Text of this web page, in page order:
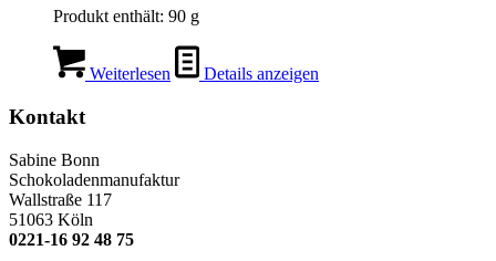
Produkt enthält: 90 g
Weiterlesen Details anzeigen
Kontakt
Sabine Bonn
Schokoladenmanufaktur
Wallstraße 117
51063 Köln
0221-16 92 48 75